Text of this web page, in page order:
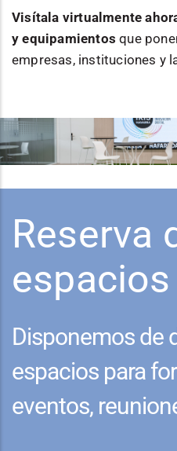
Visítala virtualmente
y equipamientos que
empresas, instituciones y
Reserva
espacios
Disponemos de
espacios para
eventos,